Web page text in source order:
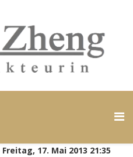
Freitag, 17. Mai 2013 21:35